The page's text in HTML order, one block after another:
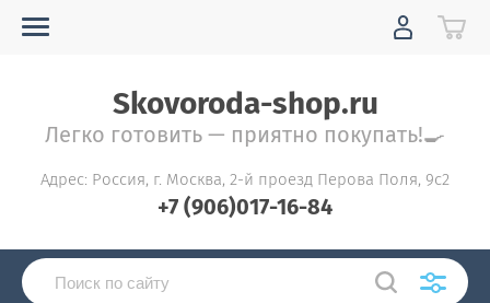
Skovoroda-shop.ru
Легко готовить — приятно покупать!🍳
Адрес: Россия, г. Москва, 2-й проезд Перова Поля, 9с2
+7 (906)017-16-84